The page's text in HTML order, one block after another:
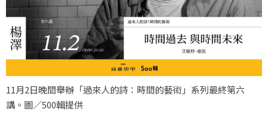
11月2日晚間舉辦「過來人的詩：時間的藝術」系列最終第六
講。圖／500輯提供